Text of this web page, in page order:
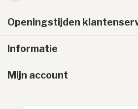
Openingstijden
Informatie
Mijn account